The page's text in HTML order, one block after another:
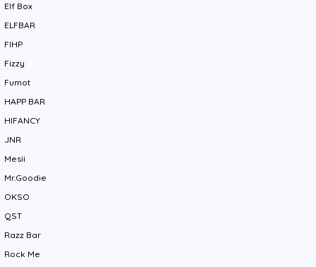
Elf Box
ELFBAR
FIHP
Fizzy
Fumot
HAPP BAR
HIFANCY
JNR
Mesii
Mr.Goodie
OKSO
QST
Razz Bar
Rock Me